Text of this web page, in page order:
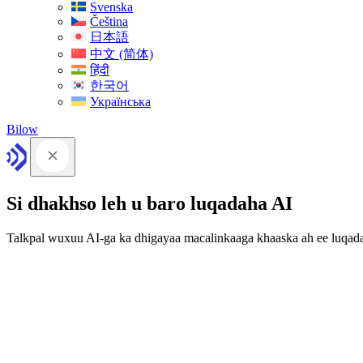
Svenska
Čeština
日本語
中文 (简体)
हिंदी
한국어
Українська
Bilow
Si dhakhso leh u baro luqadaha AI
Talkpal wuxuu AI-ga ka dhigayaa macalinkaaga khaaska ah ee